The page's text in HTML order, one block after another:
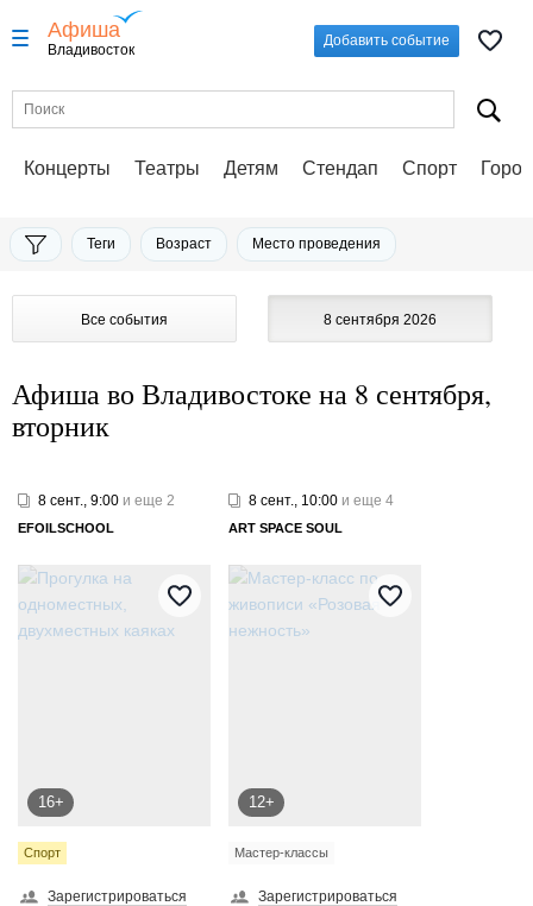
Афиша
Владивосток
Добавить событие
Концерты Театры Детям Стендап Спорт
Теги Возраст Место проведения
Все события 8 сентября 2026
Афиша во Владивостоке на 8 сентября,
вторник
8 сент., 9:00 и еще 2
EFOILSCHOOL
16+
Спорт
Зарегистрироваться
8 сент., 10:00 и еще 4
ART SPAСE SOUL
12+
Мастер-классы
Зарегистрироваться